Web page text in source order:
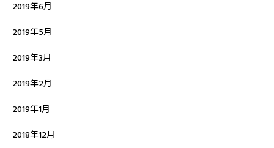
2019年6月
2019年5月
2019年3月
2019年2月
2019年1月
2018年12月